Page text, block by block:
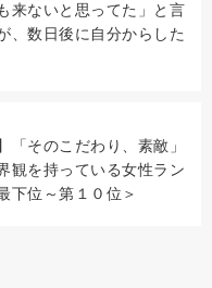
来ないと思ってた」と言
、数日後に自分からした
「そのこだわり、素敵」
観を持っている女性ラン
下位～第１０位＞